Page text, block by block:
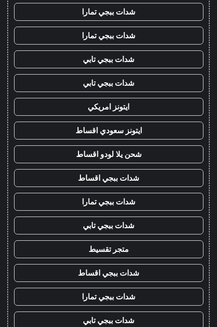
شدات ببجي تمارا
شدات ببجي تمارا
شدات ببجي تابي
شدات ببجي تابي
ايتونز امريكي
ايتونز سعودي اقساط
شحن يلا لودو اقساط
شدات ببجي اقساط
شدات ببجي تمارا
شدات ببجي تابي
متجر تقسيط
شدات ببجي اقساط
شدات ببجي تمارا
شدات ببجي تابي